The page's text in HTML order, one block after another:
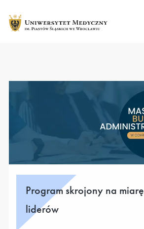
treści
strony
Program skrojony na miarę
liderów